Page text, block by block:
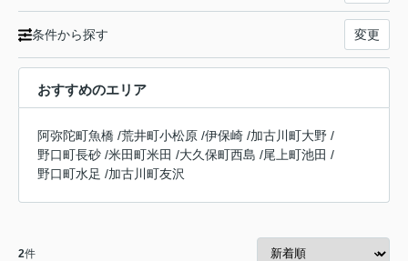
条件から探す 変更
おすすめのエリア
阿弥陀町魚橋 /荒井町小松原 /伊保崎 /加古川町大野 /
野口町長砂 /米田町米田 /大久保町西島 /尾上町池田 /
野口町水足 /加古川町友沢
2件